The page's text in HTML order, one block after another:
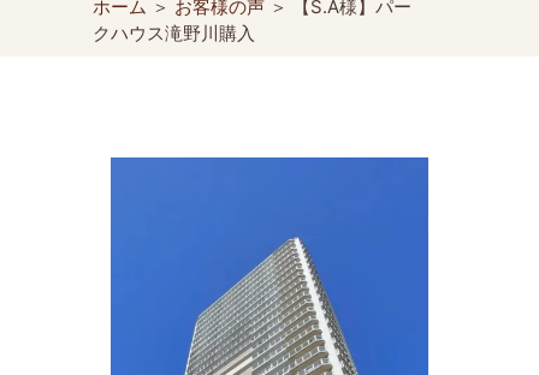
ホーム ＞ お客様の声 ＞ 【S.A様】パー
クハウス滝野川購入